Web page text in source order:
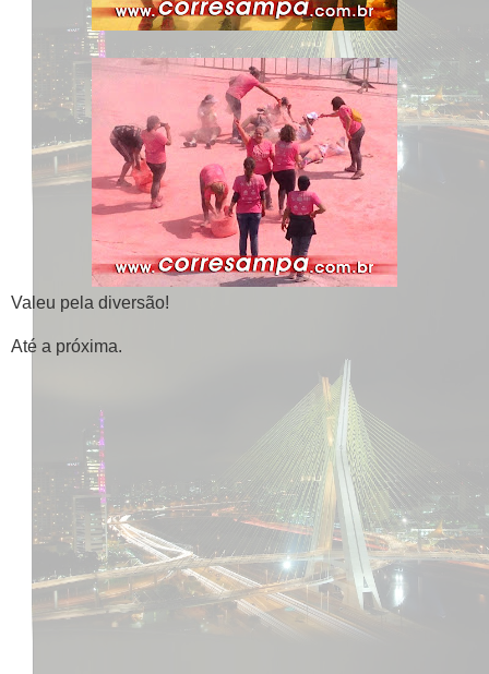
Valeu pela diversão!
Até a próxima.